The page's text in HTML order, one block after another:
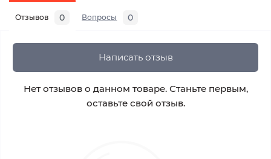
Отзывов 0 Вопросы 0
Написать отзыв
Нет отзывов о данном товаре. Станьте первым,
оставьте свой отзыв.